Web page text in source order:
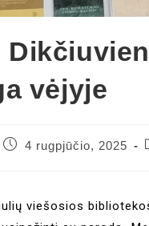
vėjyje
4 rugpjūčio, 2025
viešosios